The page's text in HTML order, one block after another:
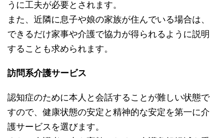
うに工夫が必要とされます。
また、近隣に息子や娘の家族が住んでいる場合は、
できるだけ家事や介護で協力が得られるように説明
することも求められます。
訪問系介護サービス
認知症のために本人と会話することが難しい状態で
すので、健康状態の安定と精神的な安定を第一に介
護サービスを選びます。